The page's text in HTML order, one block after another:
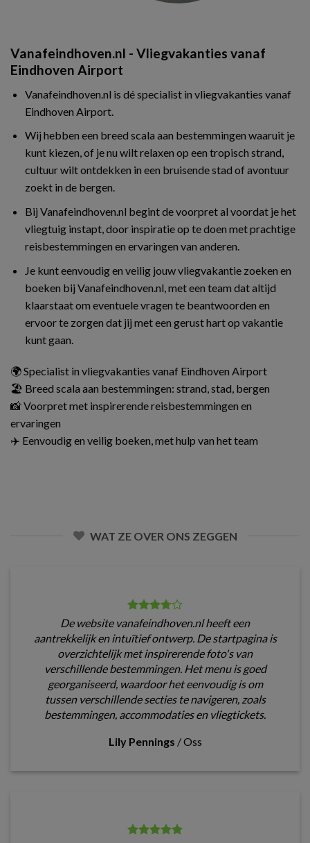
Vanafeindhoven.nl - Vliegvakanties vanaf
Eindhoven Airport
Vanafeindhoven.nl is dé specialist in vliegvakanties vanaf
Eindhoven Airport.
Wij hebben een breed scala aan bestemmingen waaruit je
kunt kiezen, of je nu wilt relaxen op een tropisch strand,
cultuur wilt ontdekken in een bruisende stad of avontuur
zoekt in de bergen.
Bij Vanafeindhoven.nl begint de voorpret al voordat je het
vliegtuig instapt, door inspiratie op te doen met prachtige
reisbestemmingen en ervaringen van anderen.
Je kunt eenvoudig en veilig jouw vliegvakantie zoeken en
boeken bij Vanafeindhoven.nl, met een team dat altijd
klaarstaat om eventuele vragen te beantwoorden en
ervoor te zorgen dat jij met een gerust hart op vakantie
kunt gaan.
🌍 Specialist in vliegvakanties vanaf Eindhoven Airport
🏖️ Breed scala aan bestemmingen: strand, stad, bergen
📸 Voorpret met inspirerende reisbestemmingen en
ervaringen
✈️ Eenvoudig en veilig boeken, met hulp van het team
WAT ZE OVER ONS ZEGGEN
De website vanafeindhoven.nl heeft een
aantrekkelijk en intuïtief ontwerp. De startpagina is
overzichtelijk met inspirerende foto's van
verschillende bestemmingen. Het menu is goed
georganiseerd, waardoor het eenvoudig is om
tussen verschillende secties te navigeren, zoals
bestemmingen, accommodaties en vliegtickets.
Lily Pennings /Oss